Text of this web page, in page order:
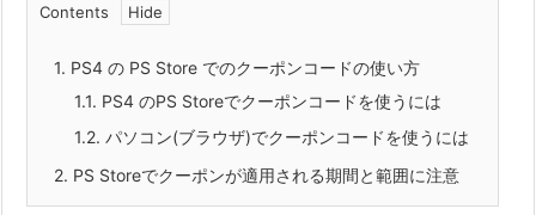
Contents
1. PS4 の PS Store でのクーポンコードの使い方
1.1. PS4 のPS Storeでクーポンコードを使うには
1.2. パソコン(ブラウザ)でクーポンコードを使うには
2. PS Storeでクーポンが適用される期間と範囲に注意